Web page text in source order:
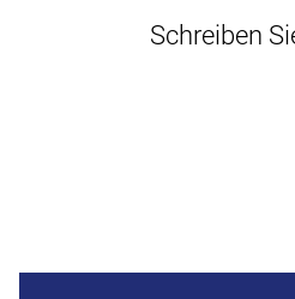
Schreiben